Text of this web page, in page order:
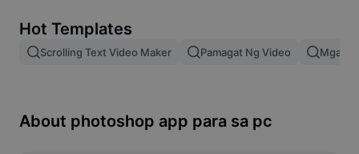
Image merge
Resize Image
Hot Templates
Scrolling Text Video Maker Pamagat Ng Video Mga
About photoshop app para sa pc